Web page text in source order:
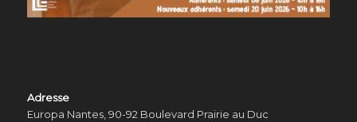
Adresse
Europa Nantes, 90-92 Boulevard Prairie au Duc